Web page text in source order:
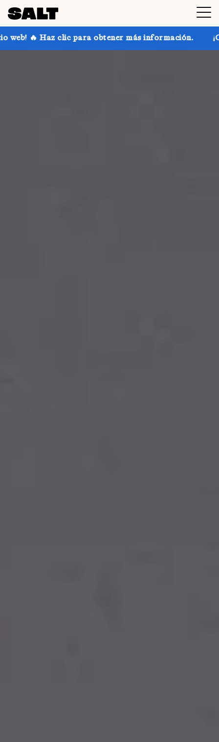
obtener más información. ¡Consigue hasta un